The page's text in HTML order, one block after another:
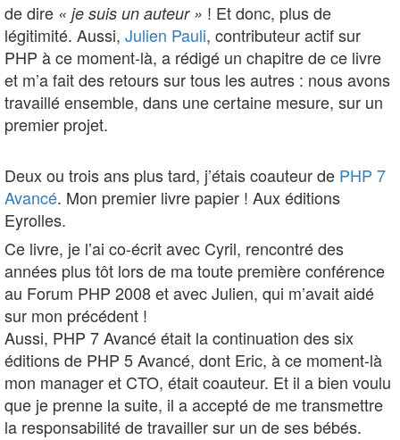
de dire « je suis un auteur » ! Et donc, plus de
légitimité. Aussi, Julien Pauli, contributeur actif sur
PHP à ce moment-là, a rédigé un chapitre de ce livre
et m’a fait des retours sur tous les autres : nous avons
travaillé ensemble, dans une certaine mesure, sur un
premier projet.
Deux ou trois ans plus tard, j’étais coauteur de PHP 7
Avancé. Mon premier livre papier ! Aux éditions
Eyrolles.
Ce livre, je l’ai co-écrit avec Cyril, rencontré des
années plus tôt lors de ma toute première conférence
au Forum PHP 2008 et avec Julien, qui m’avait aidé
sur mon précédent !
Aussi, PHP 7 Avancé était la continuation des six
éditions de PHP 5 Avancé, dont Eric, à ce moment-là
mon manager et CTO, était coauteur. Et il a bien voulu
que je prenne la suite, il a accepté de me transmettre
la responsabilité de travailler sur un de ses bébés.